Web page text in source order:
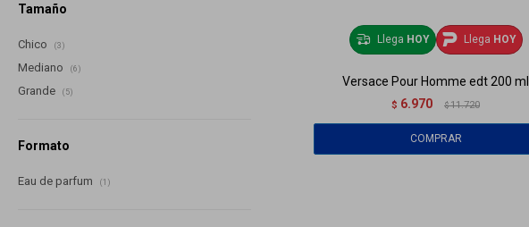
Llega HOY Llega HOY
Versace Pour Homme edt 200 ml
$ 6.970 $ 11.720
Tamaño
Chico (3)
Mediano (6)
Grande (5)
Formato
Eau de parfum (1)